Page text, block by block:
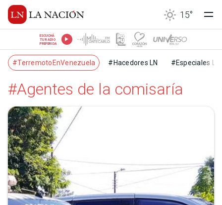
15°
ESCUCHÁ
TU RADIO
PREFERIDA
#TerremotoEnVenezuela #Hacedores LN #Especiales LN
#Agentes de la comisaría